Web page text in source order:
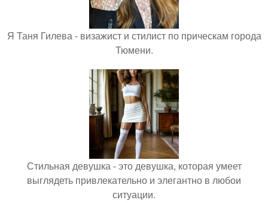
Я Таня Гилева - визажист и стилист по прическам города
Тюмени.
Стильная девушка - это девушка, которая умеет
выглядеть привлекательно и элегантно в любои
ситуации.